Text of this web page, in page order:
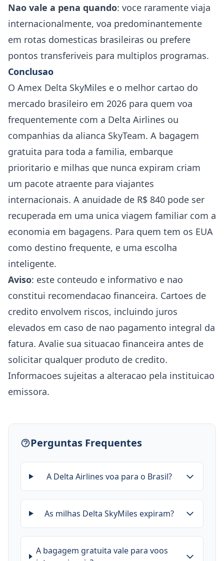
Nao vale a pena quando: voce raramente viaja
internacionalmente, voa predominantemente
em rotas domesticas brasileiras ou prefere
pontos transferiveis para multiplos programas.
Conclusao
O Amex Delta SkyMiles e o melhor cartao do
mercado brasileiro em 2026 para quem voa
frequentemente com a Delta Airlines ou
companhias da alianca SkyTeam. A bagagem
gratuita para toda a familia, embarque
prioritario e milhas que nunca expiram criam
um pacote atraente para viajantes
internacionais. A anuidade de R$ 840 pode ser
recuperada em uma unica viagem familiar com a
economia em bagagens. Para quem tem os EUA
como destino frequente, e uma escolha
inteligente.
Aviso: este conteudo e informativo e nao
constitui recomendacao financeira. Cartoes de
credito envolvem riscos, incluindo juros
elevados em caso de nao pagamento integral da
fatura. Avalie sua situacao financeira antes de
solicitar qualquer produto de credito.
Informacoes sujeitas a alteracao pela instituicao
emissora.
Perguntas Frequentes
A Delta Airlines voa para o Brasil?
As milhas Delta SkyMiles expiram?
A bagagem gratuita vale para voos